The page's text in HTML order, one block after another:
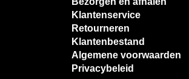
Klantenservice
Retourneren
Klantenbestand
Algemene voorwaarden
Privacybeleid